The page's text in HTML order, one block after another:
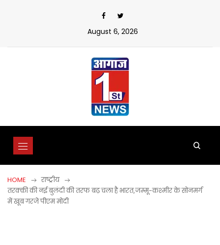
August 6, 2026
HOME
राष्ट्रीय
तरक्की की नई बुलंदी की तरफ बढ़ चला है भारत,जम्मू-कश्मीर के सोनमर्ग
में खूब गरजे पीएम मोदी